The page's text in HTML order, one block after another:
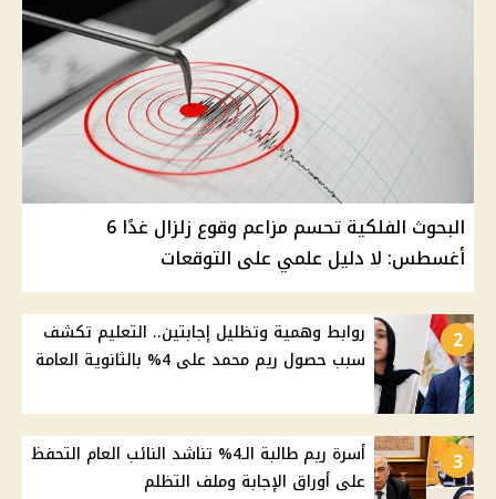
البحوث الفلكية تحسم مزاعم وقوع زلزال غدًا 6
أغسطس: لا دليل علمي على التوقعات
2
روابط وهمية وتظليل إجابتين.. التعليم تكشف
سبب حصول ريم محمد على 4% بالثانوية العامة
3
أسرة ريم طالبة الـ4% تناشد النائب العام التحفظ
على أوراق الإجابة وملف التظلم